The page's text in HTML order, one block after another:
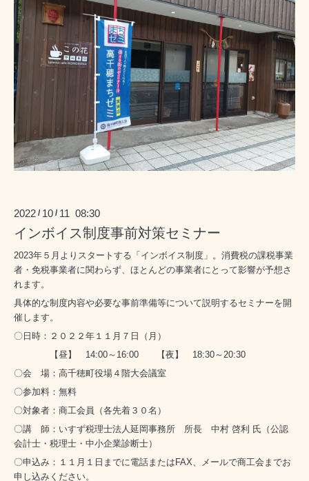
2022 / 10 / 11 08:30
インボイス制度事前対策セミナー
2023年５月よりスタートする「インボイス制度」。消費税の課税事業
者・免税事業者に関わらず、ほとんどの事業者にとって影響が予想さ
れます。
具体的な制度内容や必要な事前準備等について説明するセミナーを開
催します。
〇日時：２０２２年１１月７日（月）
【昼】 14:00～16:00 【夜】 18:30～20:30
〇会 場：高千穂町役場４階大会議室
〇参加料：無料
〇対象者：商工会員（各先着３０名）
〇講 師：いすず税理士法人延岡事務所 所長 中村 啓利 氏（公認
会計士・税理士・中小企業診断士）
〇申込み：１１月１日までに電話またはFAX、メールで商工会までお
申し込みください。